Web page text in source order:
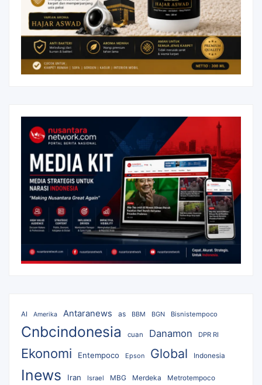
AI Amerika Antaranews as BBM BGN Bisnistempoco
Cnbcindonesia cuan Danamon DPR RI
Ekonomi Entempoco Epson Global Indonesia
Inews Iran Israel MBG Merdeka Metrotempoco